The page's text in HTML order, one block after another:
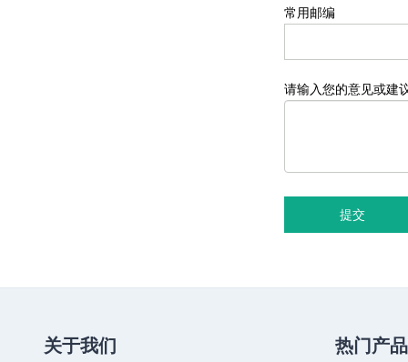
常用邮编
请输入您的意见或建
提交
关于我们 热门产品